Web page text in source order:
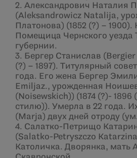
2. Александрович Наталия
(Aleksandrowicz Natalija,
Платонова) (1852 (?) – 1900).
Помещица Чернского уезда
губернии.
3. Бергер Станислав
(?) – 1897). Титулярный
года. Его жена Бергер
Emiljaz., урожденная
(Noisewskich)) (1874 (?)- 1896
стилю)). Умерла в 22 года.
(Marja) двух дней отроду
4. Салатко-Петрищо
(Salatko-Petryszczo
Католичка. Дворянка, мать